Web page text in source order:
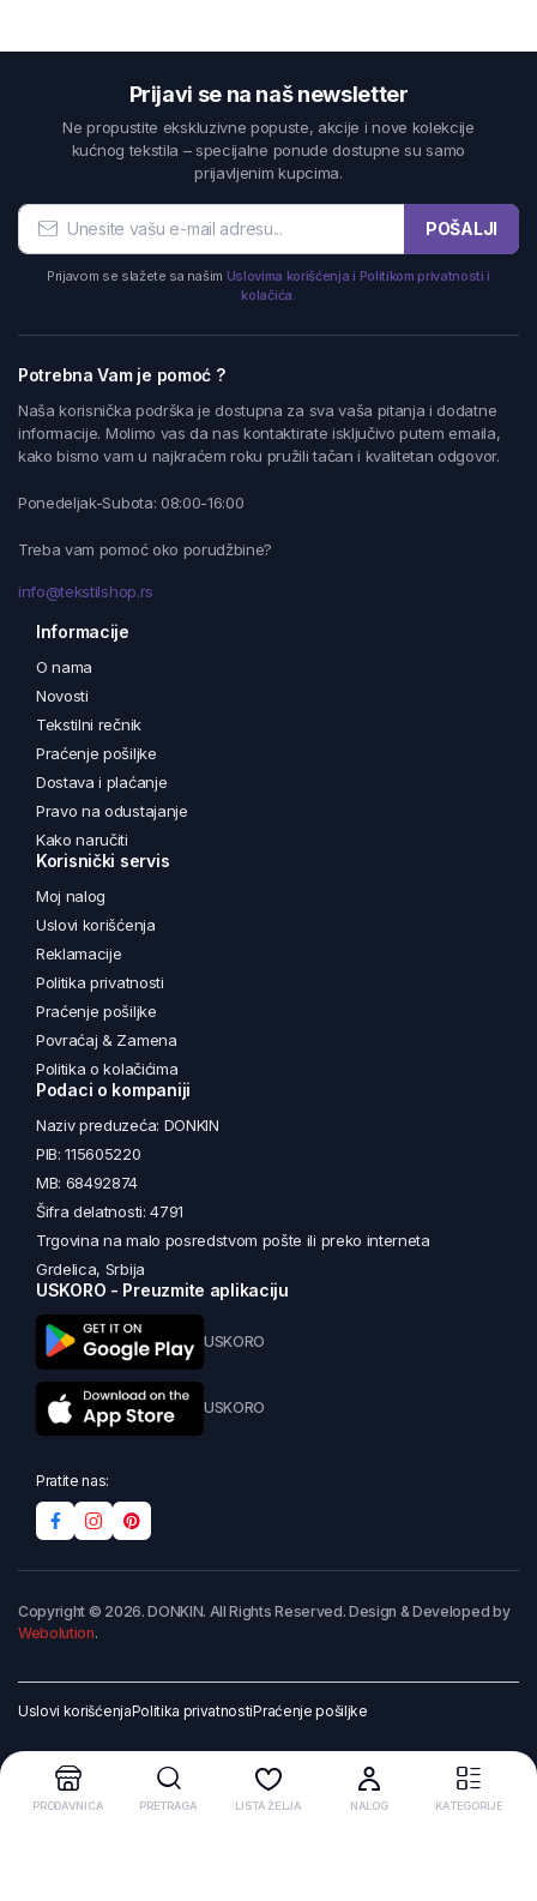
Prijavi se na naš newsletter
Ne propustite ekskluzivne popuste, akcije i nove kolekcije
kućnog tekstila – specijalne ponude dostupne su samo
prijavljenim kupcima.
POŠALJI
Prijavom se slažete sa našim Uslovima korišćenja i Politikom privatnosti i
kolačića.
Potrebna Vam je pomoć ?
Naša korisnička podrška je dostupna za sva vaša pitanja i dodatne
informacije. Molimo vas da nas kontaktirate isključivo putem emaila,
kako bismo vam u najkraćem roku pružili tačan i kvalitetan odgovor.
Ponedeljak-Subota: 08:00-16:00
Treba vam pomoć oko porudžbine?
info@tekstilshop.rs
Informacije
O nama
Novosti
Tekstilni rečnik
Praćenje pošiljke
Dostava i plaćanje
Pravo na odustajanje
Kako naručiti
Korisnički servis
Moj nalog
Uslovi korišćenja
Reklamacije
Politika privatnosti
Praćenje pošiljke
Povraćaj & Zamena
Politika o kolačićima
Podaci o kompaniji
Naziv preduzeća: DONKIN
PIB: 115605220
MB: 68492874
Šifra delatnosti: 4791
Trgovina na malo posredstvom pošte ili preko interneta
Grdelica, Srbija
USKORO - Preuzmite aplikaciju
USKORO
USKORO
Pratite nas:
Copyright © 2026. DONKIN. All Rights Reserved. Design & Developed by
Webolution.
Uslovi korišćenjaPolitika privatnostiPraćenje pošiljke
PRODAVNICA PRETRAGA LISTA ŽELJA NALOG KATEGORIJE